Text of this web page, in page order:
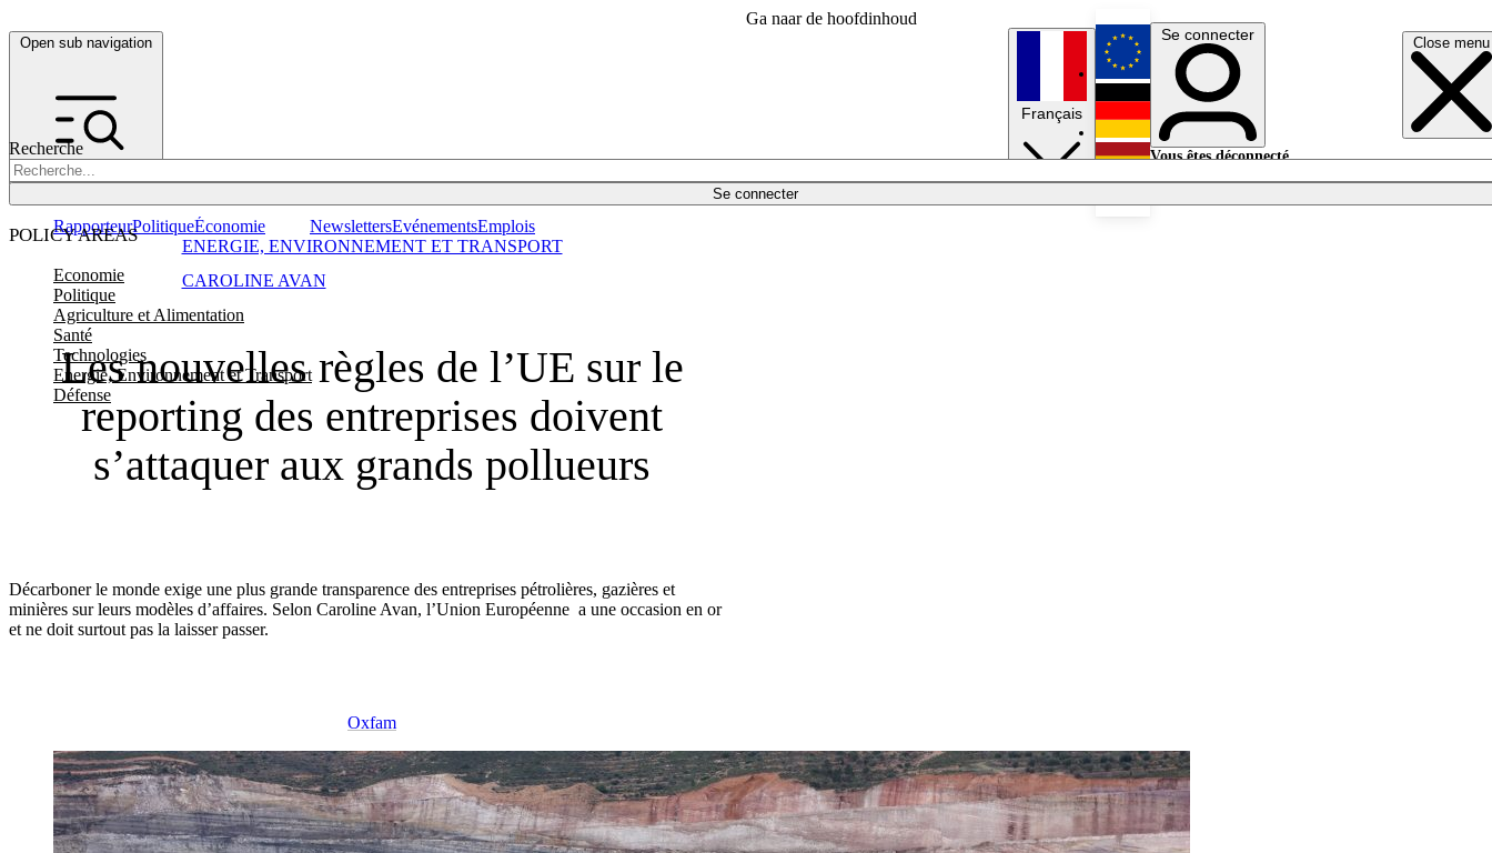
Ga naar de hoofdinhoud
Open sub navigation Close menu
Recherche
Se connecter
POLICY AREAS
Economie
Politique
Agriculture et Alimentation
Santé
Technologies
Energie, Environnement et Transport
Défense
RapporteurPolitiqueÉconomie NewslettersEvénementsEmplois
Français
English
Deutsch
Se connecter
Vous êtes déconnecté.
Les nouvelles règles de l’UE sur le
reporting des entreprises doivent
s’attaquer aux grands pollueurs
Décarboner le monde exige une plus grande transparence des entreprises pétrolières, gazières et
minières sur leurs modèles d’affaires. Selon Caroline Avan, l’Union Européenne a une occasion en or
et ne doit surtout pas la laisser passer.
CAROLINE AVAN
ENERGIE, ENVIRONNEMENT ET TRANSPORT
Oxfam